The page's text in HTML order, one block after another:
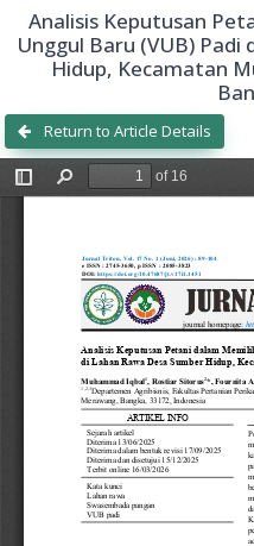
Analisis Keputusan
Unggul Baru (VUB) Padi
Hidup, Kecamatan
Return to Article Details